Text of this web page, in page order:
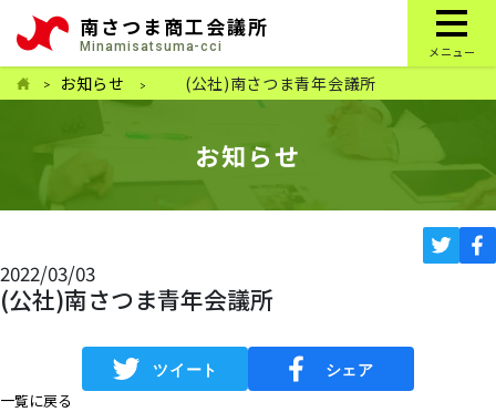
南さつま商工会議所
Minamisatsuma-cci メニュー
お知らせ (公社)南さつま青年会議所
お知らせ
2022/03/03
(公社)南さつま青年会議所
一覧に戻る